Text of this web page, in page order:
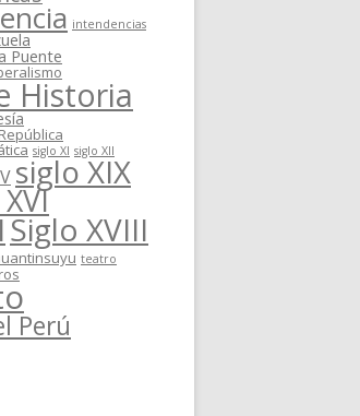
intendencias
Puente
Historia
siglo XI siglo XII
siglo XIX
Siglo XVIII
teatro
Perú